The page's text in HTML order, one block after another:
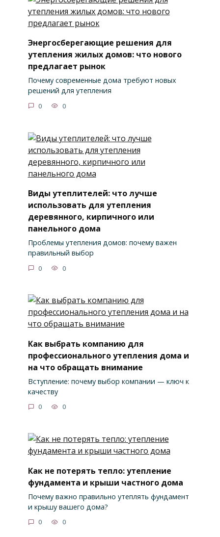
Энергосберегающие решения для
утепления жилых домов: что нового
предлагает рынок
Почему современные дома требуют новых
решений для утепления
0 0
Виды утеплителей: что лучше
использовать для утепления
деревянного, кирпичного или
панельного дома
Проблемы утепления домов: почему важен
правильный выбор
0 0
Как выбрать компанию для
профессионального утепления дома и
на что обращать внимание
Вступление: почему выбор компании — ключ к
качеству
0 0
Как не потерять тепло: утепление
фундамента и крыши частного дома
Почему важно правильно утеплять фундамент
и крышу вашего дома?
0 0